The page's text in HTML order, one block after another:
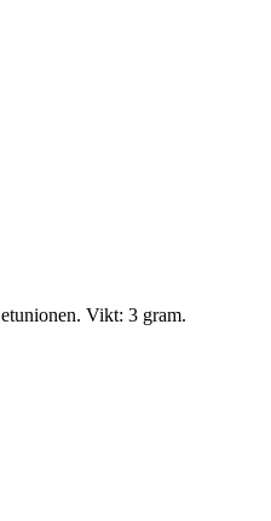
Vikt: 3 gram.